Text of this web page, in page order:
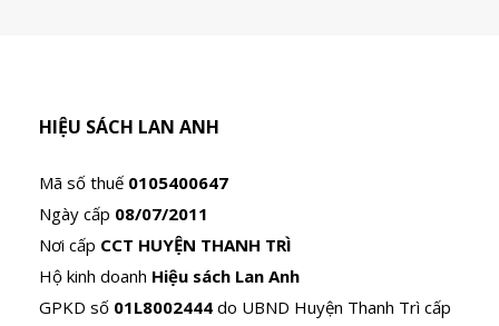
HIỆU SÁCH LAN ANH
Mã số thuế 0105400647
Ngày cấp 08/07/2011
Nơi cấp CCT HUYỆN THANH TRÌ
Hộ kinh doanh Hiệu sách Lan Anh
GPKD số 01L8002444 do UBND Huyện Thanh Trì cấp